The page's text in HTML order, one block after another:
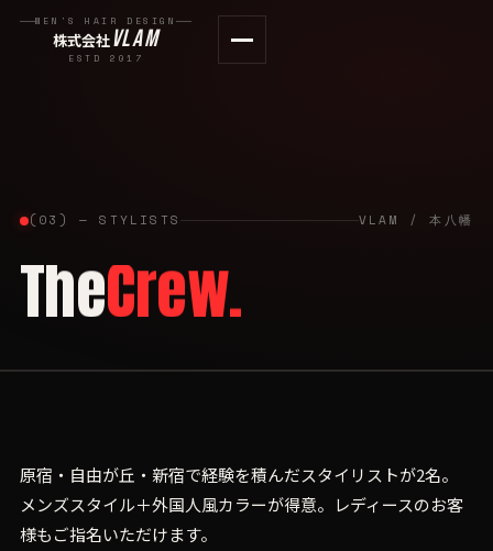
MEN'S HAIR DESIGN
株式会社VLAM
ESTD 2017
(03) — STYLISTS VLAM / 本八幡
TheCrew.
原宿・自由が丘・新宿で経験を積んだスタイリストが2名。
メンズスタイル＋外国人風カラーが得意。レディースのお客
様もご指名いただけます。